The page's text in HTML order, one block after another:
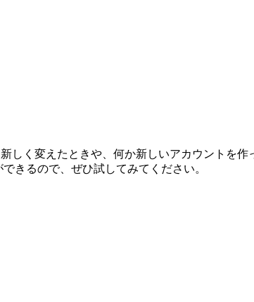
く変えたときや、何か新しいアカウントを
きるので、ぜひ試してみてください。